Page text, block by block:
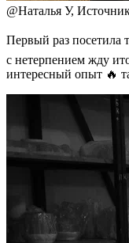
@Наталья У,
Первый раз посетила
с нетерпением жду
интересный опыт 🔥